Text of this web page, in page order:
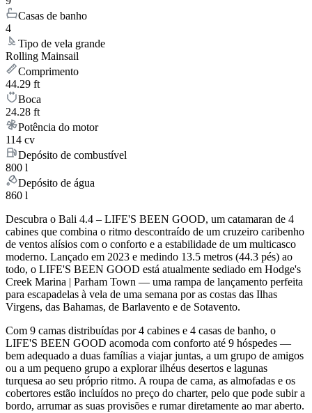
Casas de banho
4
Tipo de vela grande
Rolling Mainsail
Comprimento
44.29 ft
Boca
24.28 ft
Potência do motor
114 cv
Depósito de combustível
800 l
Depósito de água
860 l
Descubra o Bali 4.4 – LIFE'S BEEN GOOD, um catamaran de 4
cabines que combina o ritmo descontraído de um cruzeiro caribenho
de ventos alísios com o conforto e a estabilidade de um multicasco
moderno. Lançado em 2023 e medindo 13.5 metros (44.3 pés) ao
todo, o LIFE'S BEEN GOOD está atualmente sediado em Hodge's
Creek Marina | Parham Town — uma rampa de lançamento perfeita
para escapadelas à vela de uma semana por as costas das Ilhas
Virgens, das Bahamas, de Barlavento e de Sotavento.
Com 9 camas distribuídas por 4 cabines e 4 casas de banho, o
LIFE'S BEEN GOOD acomoda com conforto até 9 hóspedes —
bem adequado a duas famílias a viajar juntas, a um grupo de amigos
ou a um pequeno grupo a explorar ilhéus desertos e lagunas
turquesa ao seu próprio ritmo. A roupa de cama, as almofadas e os
cobertores estão incluídos no preço do charter, pelo que pode subir a
bordo, arrumar as suas provisões e rumar diretamente ao mar aberto.